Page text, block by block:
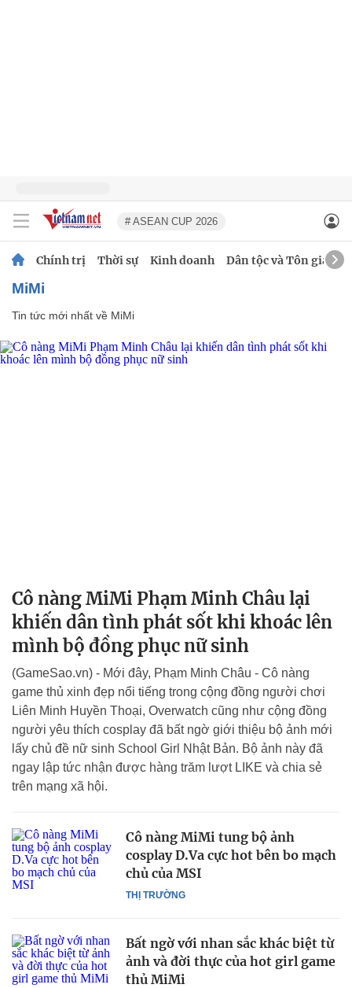
# ASEAN CUP 2026
Chính trị Thời sự Kinh doanh Dân tộc và Tôn giáo
MiMi
Tin tức mới nhất về MiMi
Cô nàng MiMi Phạm Minh Châu lại
khiến dân tình phát sốt khi khoác lên
mình bộ đồng phục nữ sinh
(GameSao.vn) - Mới đây, Phạm Minh Châu - Cô nàng
game thủ xinh đẹp nổi tiếng trong cộng đồng người chơi
Liên Minh Huyền Thoại, Overwatch cũng như cộng đồng
người yêu thích cosplay đã bất ngờ giới thiệu bộ ảnh mới
lấy chủ đề nữ sinh School Girl Nhật Bản. Bộ ảnh này đã
ngay lập tức nhận được hàng trăm lượt LIKE và chia sẻ
trên mạng xã hội.
THỊ TRƯỜNG
Cô nàng MiMi tung bộ ảnh
cosplay D.Va cực hot bên bo mạch
chủ của MSI
Bất ngờ với nhan sắc khác biệt từ
ảnh và đời thực của hot girl game
thủ MiMi